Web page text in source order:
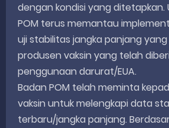
dengan kondisi yang ditetapkan.
POM terus memantau
uji stabilitas jangka panjang yang
produsen vaksin yang telah
penggunaan darurat/EUA.
Badan POM telah meminta
vaksin untuk melengkapi data
terbaru/jangka panjang.